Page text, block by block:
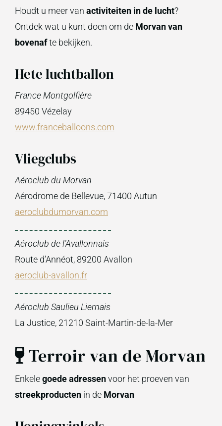
Houdt u meer van activiteiten in de lucht?
Ontdek wat u kunt doen om de Morvan van
bovenafte bekijken.
Hete luchtballon
France Montgolfière
89450 Vézelay
www.franceballoons.com
Vliegclubs
Aéroclub du Morvan
Aérodrome de Bellevue, 71400 Autun
aeroclubdumorvan.com
Aéroclub de l’Avallonnais
Route d’Annéot, 89200 Avallon
aeroclub-avallon.fr
Aéroclub Saulieu Liernais
La Justice, 21210 Saint-Martin-de-la-Mer
Terroir van de Morvan
Enkelegoede adressenvoor het proeven van
streekproductenin de Morvan